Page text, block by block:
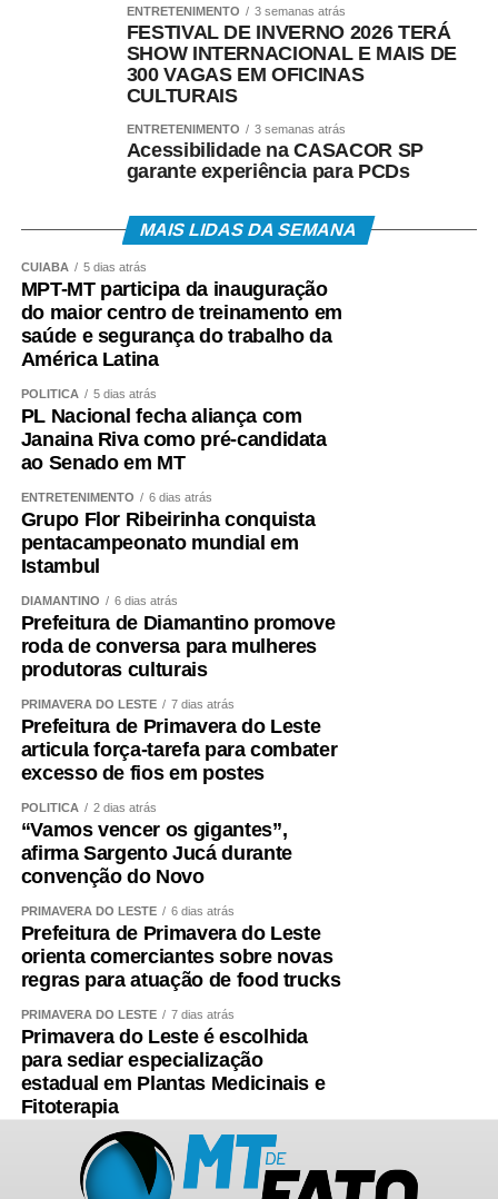
ENTRETENIMENTO 3 semanas atrás
FESTIVAL DE INVERNO 2026 TERÁ
SHOW INTERNACIONAL E MAIS DE
300 VAGAS EM OFICINAS
CULTURAIS
ENTRETENIMENTO 3 semanas atrás
Acessibilidade na CASACOR SP
garante experiência para PCDs
MAIS LIDAS DA SEMANA
CUIABÁ 5 dias atrás
MPT-MT participa da inauguração
do maior centro de treinamento em
saúde e segurança do trabalho da
América Latina
POLÍTICA 5 dias atrás
PL Nacional fecha aliança com
Janaina Riva como pré-candidata
ao Senado em MT
ENTRETENIMENTO 6 dias atrás
Grupo Flor Ribeirinha conquista
pentacampeonato mundial em
Istambul
DIAMANTINO 6 dias atrás
Prefeitura de Diamantino promove
roda de conversa para mulheres
produtoras culturais
PRIMAVERA DO LESTE 7 dias atrás
Prefeitura de Primavera do Leste
articula força-tarefa para combater
excesso de fios em postes
POLÍTICA 2 dias atrás
“Vamos vencer os gigantes”,
afirma Sargento Jucá durante
convenção do Novo
PRIMAVERA DO LESTE 6 dias atrás
Prefeitura de Primavera do Leste
orienta comerciantes sobre novas
regras para atuação de food trucks
PRIMAVERA DO LESTE 7 dias atrás
Primavera do Leste é escolhida
para sediar especialização
estadual em Plantas Medicinais e
Fitoterapia